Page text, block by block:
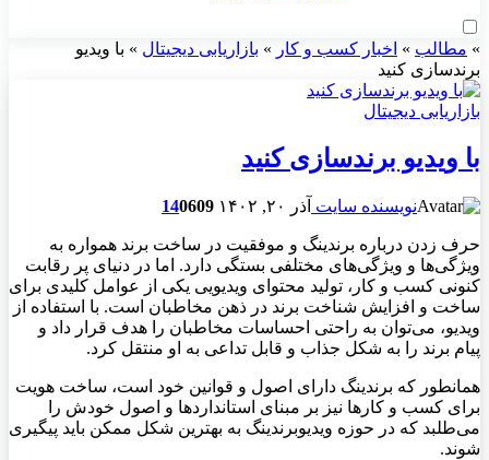
» مطالب » اخبار کسب و کار » بازاریابی دیجیتال » با ویدیو
برندسازی کنید
بازاریابی دیجیتال
با ویدیو برندسازی کنید
نویسنده سایت آذر ۲۰, ۱۴۰۲ 140609
حرف زدن درباره برندینگ و موفقیت در ساخت برند همواره به
ویژگی‌ها و ویژگی‌های مختلفی بستگی دارد. اما در دنیای پر رقابت
کنونی کسب و کار، تولید محتوای ویدیویی یکی از عوامل کلیدی برای
ساخت و افزایش شناخت برند در ذهن مخاطبان است. با استفاده از
ویدیو، می‌توان به راحتی احساسات مخاطبان را هدف قرار داد و
پیام برند را به شکل جذاب و قابل تداعی به او منتقل کرد.
همانطور که برندینگ دارای اصول و قوانین خود است، ساخت هویت
برای کسب و کارها نیز بر مبنای استانداردها و اصول خودش را
می‌طلبد که در حوزه ویدیوبرندینگ به بهترین شکل ممکن باید پیگیری
شوند.